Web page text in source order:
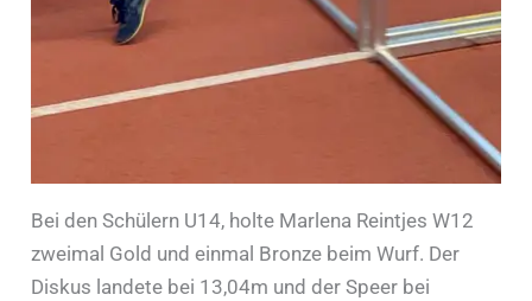
Bei den Schülern U14, holte Marlena Reintjes W12
zweimal Gold und einmal Bronze beim Wurf. Der
Diskus landete bei 13,04m und der Speer bei